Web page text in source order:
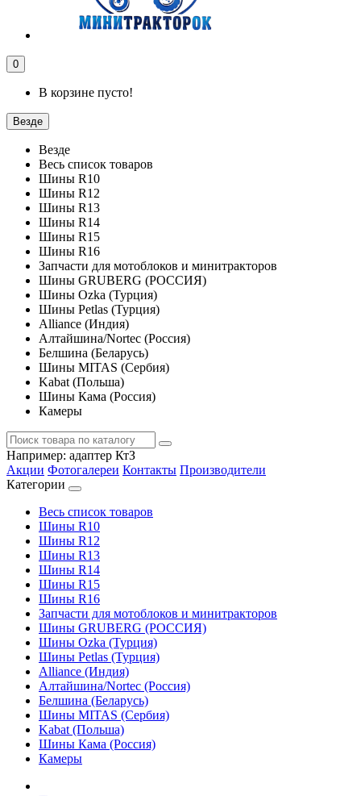
0
В корзине пусто!
Везде
Везде
Весь список товаров
Шины R10
Шины R12
Шины R13
Шины R14
Шины R15
Шины R16
Запчасти для мотоблоков и минитракторов
Шины GRUBERG (РОССИЯ)
Шины Ozka (Турция)
Шины Petlas (Турция)
Alliance (Индия)
Алтайшина/Nortec (Россия)
Белшина (Беларусь)
Шины MITAS (Сербия)
Kabat (Польша)
Шины Кама (Россия)
Камеры
Например: адаптер КтЗ
Акции Фотогалереи Контакты Производители
Категории
Весь список товаров
Шины R10
Шины R12
Шины R13
Шины R14
Шины R15
Шины R16
Запчасти для мотоблоков и минитракторов
Шины GRUBERG (РОССИЯ)
Шины Ozka (Турция)
Шины Petlas (Турция)
Alliance (Индия)
Алтайшина/Nortec (Россия)
Белшина (Беларусь)
Шины MITAS (Сербия)
Kabat (Польша)
Шины Кама (Россия)
Камеры